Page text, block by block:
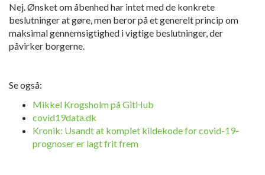
Nej. Ønsket om åbenhed har intet med de konkrete
beslutninger at gøre, men beror på et generelt princip om
maksimal gennemsigtighed i vigtige beslutninger, der
påvirker borgerne.
Se også:
Mikkel Krogsholm på GitHub
covid19data.dk
Kronik: Usandt at komplet kildekode for covid-19-
prognoser er lagt frit frem